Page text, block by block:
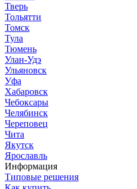
Тверь
Тольятти
Томск
Тула
Тюмень
Улан-Удэ
Ульяновск
Уфа
Хабаровск
Чебоксары
Челябинск
Череповец
Чита
Якутск
Ярославль
Информация
Типовые решения